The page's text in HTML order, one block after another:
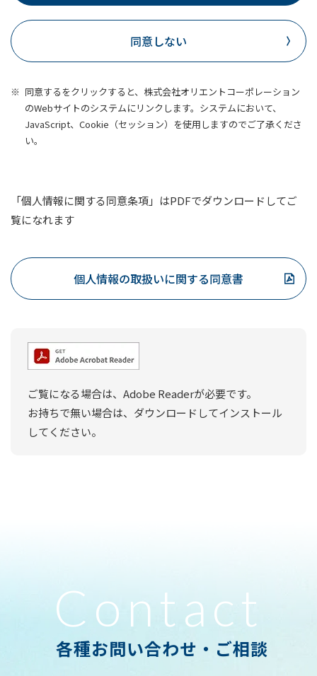
式会社東北銀行（以下、「銀行」という。）が第1
の達成に必要な範囲で下記（1）〜（9）の情報
（以下、これらを総称して「個人情報」とい
う。）を収集・利用することに同意します。な
で利用いたしません。
○業務を行う上で知り得た申込者の人種、信条、
その他必要な目的のみに利用いたします。
じ。）の仮審査申込書、借入申込書、契約書
等の申込書類および契約書類に記載の属性情
報（氏名、年齢、性別、生年月日、住所、電
本申込に関する支払開始後の利用残高、月々
の返済状況
本申込に関する申込および支払途上における
同意しない
同意するをクリックすると、株式会社オリエントコーポレーション
のWebサイトのシステムにリンクします。システムにおいて、
JavaScript、Cookie（セッション）を使用しますのでご了承くださ
い。
「個人情報に関する同意条項」はPDFでダウンロードしてご
覧になれます
個人情報の取扱いに関する同意書
ご覧になる場合は、Adobe Readerが必要です。
お持ちで無い場合は、ダウンロードしてインストール
してください。
Contact
各種お問い合わせ・ご相談